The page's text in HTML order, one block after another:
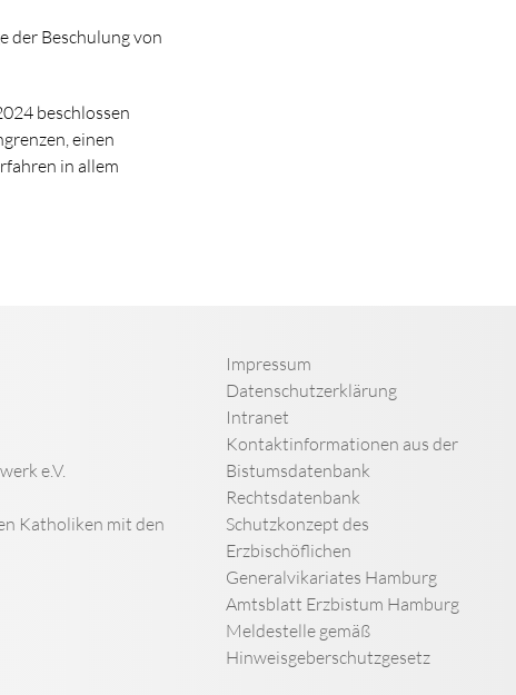
der Beschulung von
beschlossen
einen
in allem
e.V.
Katholiken mit den
Impressum
Datenschutzerklärung
Intranet
Kontaktinformationen aus der
Bistumsdatenbank
Rechtsdatenbank
Schutzkonzept des
Erzbischöflichen
Generalvikariates Hamburg
Amtsblatt Erzbistum Hamburg
Meldestelle gemäß
Hinweisgeberschutzgesetz